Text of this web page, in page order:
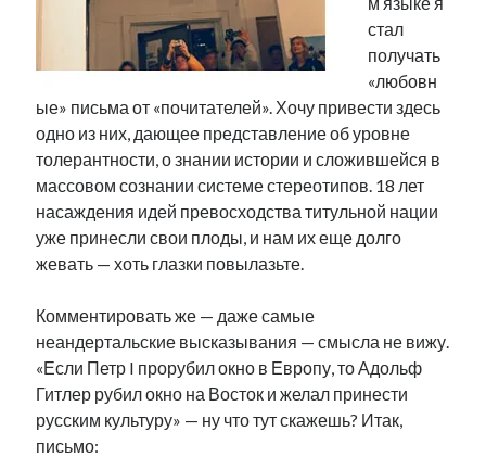
стал
получать
«любовн
ые» письма от «почитателей». Хочу привести здесь
одно из них, дающее представление об уровне
толерантности, о знании истории и сложившейся в
массовом сознании системе стереотипов. 18 лет
насаждения идей превосходства титульной нации
уже принесли свои плоды, и нам их еще долго
жевать — хоть глазки повылазьте.
Комментировать же — даже самые
неандертальские высказывания — смысла не вижу.
«Если Петр I прорубил окно в Европу, то Адольф
Гитлер рубил окно на Восток и желал принести
русским культуру» — ну что тут скажешь? Итак,
письмо: